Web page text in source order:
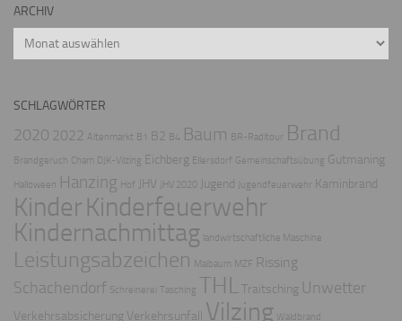
ARCHIV
Archiv
SCHLAGWÖRTER
2020 2022 Altenmarkt B1 B2 B4 Baum BR-Radltour Brand
Brandgeruch Cham DJK-Vilzing Eichberg Ellersdorf Gemeinschaftsübung Gutmaning
Halloween Hanzing Hof JHV JHV 2020 Jugend Jugendfeuerwehr Kaminbrand
Kinder Kinderfeuerwehr
Kindernachmittag landwirtschaftliche Maschine
Leistungsabzeichen Maibaum MZF Rissing
Schachendorf Schreinerei Tasching THLTraitsching Unwetter
Verkehrsabsicherung Verkehrsunfall Vilzing Waldbrand